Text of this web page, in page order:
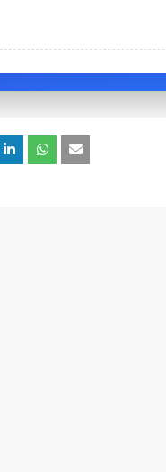
സൗഹൃദ
ഇന്ത്യയിലെയും